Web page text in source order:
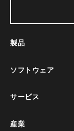
製品
ソフトウェア
サービス
産業